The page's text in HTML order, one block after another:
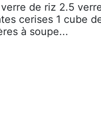
verre de riz 2.5
cerises 1 cube
à soupe...